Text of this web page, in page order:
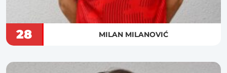
28 MILAN MILANOVIĆ